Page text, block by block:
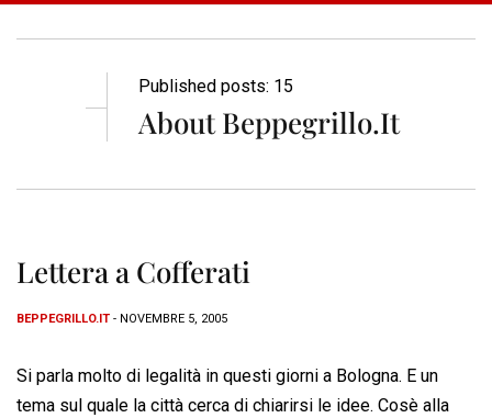
Published posts: 15
About Beppegrillo.it
Lettera a Cofferati
BEPPEGRILLO.IT - NOVEMBRE 5, 2005
Si parla molto di legalità in questi giorni a Bologna. E un
tema sul quale la città cerca di chiarirsi le idee. Cosè alla